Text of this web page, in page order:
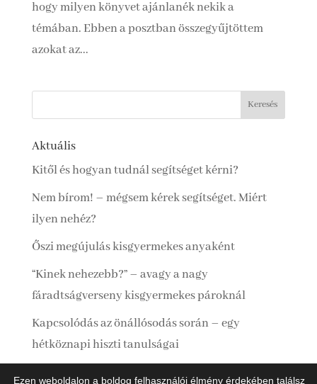
hogy milyen könyvet ajánlanék nekik a
témában. Ebben a posztban összegyűjtöttem
azokat az...
Aktuális
Kitől és hogyan tudnál segítséget kérni?
Nem bírom! – mégsem kérek segítséget. Miért
ilyen nehéz?
Őszi megújulás kisgyermekes anyaként
“Kinek nehezebb?” – avagy a nagy
fáradtságverseny kisgyermekes pároknál
Kapcsolódás az önállósodás során – egy
hétköznapi hiszti tanulságai
Ezen weboldalon a boldog felhasználói élmény érdekében találsz